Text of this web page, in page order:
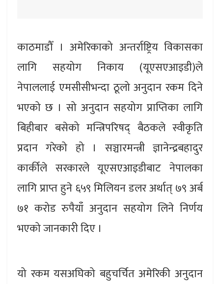
काठमाडौँ । अमेरिकाको अन्तर्राष्ट्रिय विकासका
लागि सहयोग निकाय (यूएसएआइडी)ले
नेपाललाई एमसीसीभन्दा ठूलो अनुदान रकम दिने
भएको छ । सो अनुदान सहयोग प्राप्तिका लागि
बिहीबार बसेको मन्त्रिपरिषद् बैठकले स्वीकृति
प्रदान गरेको हो । सञ्चारमन्त्री ज्ञानेन्द्रबहादुर
कार्कीले सरकारले यूएसएआइडीबाट नेपालका
लागि प्राप्त हुने ६५९ मिलियन डलर अर्थात् ७९ अर्ब
७१ करोड रुपैयाँ अनुदान सहयोग लिने निर्णय
भएको जानकारी दिए ।
यो रकम यसअघिको बहुचर्चित अमेरिकी अनुदान